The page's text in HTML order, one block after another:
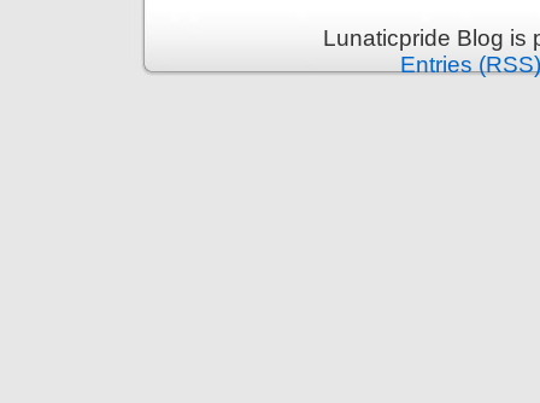
Lunaticpride Blog is
Entries (RSS)